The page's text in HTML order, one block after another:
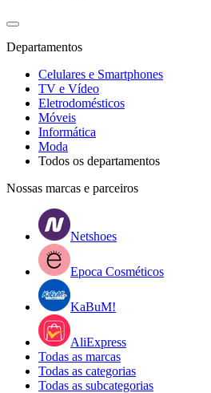
Departamentos
Celulares e Smartphones
TV e Vídeo
Eletrodomésticos
Móveis
Informática
Moda
Todos os departamentos
Nossas marcas e parceiros
Netshoes
Epoca Cosméticos
KaBuM!
AliExpress
Todas as marcas
Todas as categorias
Todas as subcategorias